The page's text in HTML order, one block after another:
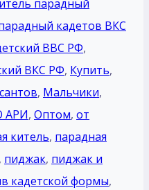
парадный
кадетов ВКС
ВВС РФ,
ВКС РФ, Купить,
, Мальчики,
АРИ, Оптом, от
китель, парадная
, пиджак, пиджак и
кадетской формы,